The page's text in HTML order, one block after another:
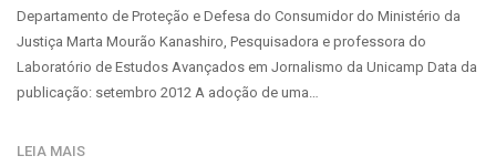
Departamento de Proteção e Defesa do Consumidor do Ministério da
Justiça Marta Mourão Kanashiro, Pesquisadora e professora do
Laboratório de Estudos Avançados em Jornalismo da Unicamp Data da
publicação: setembro 2012 A adoção de uma…
LEIA MAIS